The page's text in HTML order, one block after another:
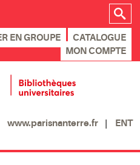
EN GROUPE
CATALOGUE
MON COMPTE
www.parisnanterre.fr ENT